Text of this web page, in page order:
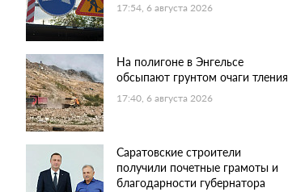
17:54, 6 августа 2026
На полигоне в Энгельсе
обсыпают грунтом очаги тления
17:40, 6 августа 2026
Саратовские строители
получили почетные грамоты и
благодарности губернатора